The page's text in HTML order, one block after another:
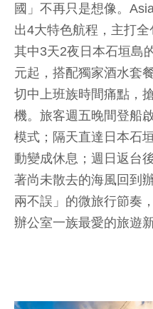
國」不再只是想像。
出4大特色航程，主打全
其中3天2夜日本石垣島
元起，搭配獨家酒水套
切中上班族時間痛點，
機。旅客週五晚間登船
模式；隔天直達日本石
動變成休息；週日返台
著尚未散去的海風回到
兩不誤」的微旅行節奏
辦公室一族最愛的旅遊新